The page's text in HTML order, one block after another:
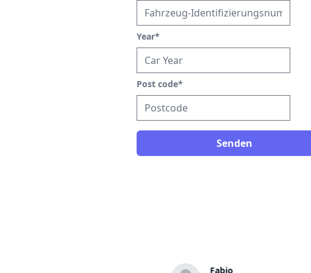
Year*
Post code*
Senden
Fabio